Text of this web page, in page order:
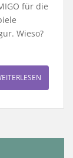
für die
Wieso?